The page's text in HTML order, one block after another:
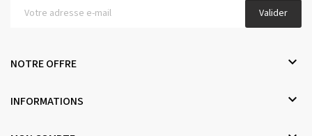
Valider
NOTRE OFFRE 
INFORMATIONS 